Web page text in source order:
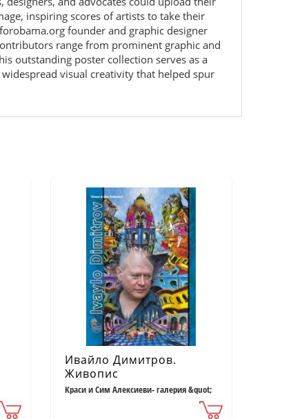
inspiring scores of artists to take their
founder and graphic designer
range from prominent graphic and
outstanding poster collection serves as a
visual creativity that helped spur
Ивайло Димитров.
Живопис
Краси и Сим Алексиеви- галерия &quot;